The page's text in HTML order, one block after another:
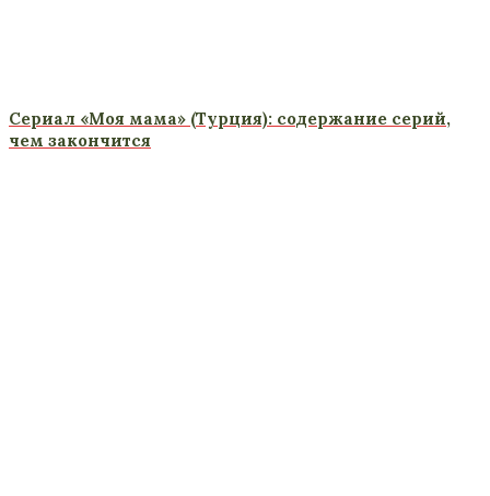
Сериал «Моя мама» (Турция): содержание серий,
чем закончится